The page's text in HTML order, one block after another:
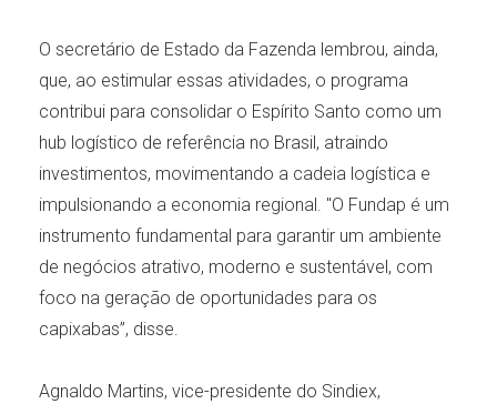
O secretário de Estado da Fazenda lembrou, ainda,
que, ao estimular essas atividades, o programa
contribui para consolidar o Espírito Santo como um
hub logístico de referência no Brasil, atraindo
investimentos, movimentando a cadeia logística e
impulsionando a economia regional. "O Fundap é um
instrumento fundamental para garantir um ambiente
de negócios atrativo, moderno e sustentável, com
foco na geração de oportunidades para os
capixabas”, disse.
Agnaldo Martins, vice-presidente do Sindiex,